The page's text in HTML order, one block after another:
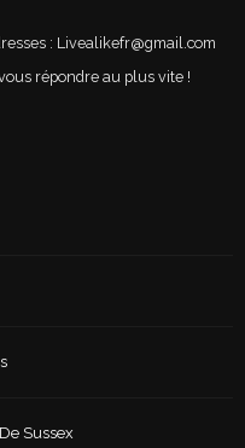
: Livealikefr@gmail.com
répondre au plus vite !
Sussex